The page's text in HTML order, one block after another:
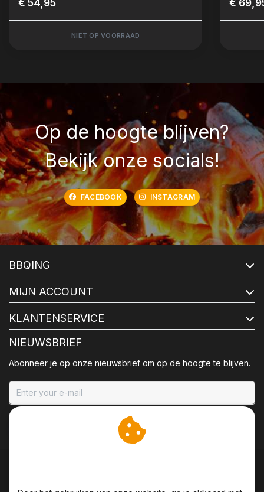
NIET OP VOORRAAD
Op de hoogte blijven?
Bekijk onze socials!
FACEBOOK INSTAGRAM
BBQING
MIJN ACCOUNT
KLANTENSERVICE
NIEUWSBRIEF
Abonneer je op onze nieuwsbrief om op de hoogte te blijven.